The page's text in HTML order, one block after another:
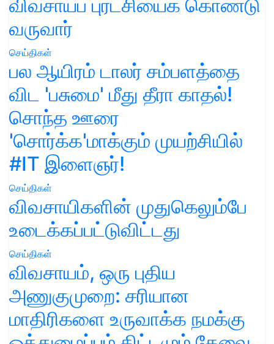
விவசாயப் புரட்சியைக் கொண்டு
வருவார்
செய்திகள்
பல ஆயிரம் டாலர் சம்பளத்தை
விட 'பசுமை' மீது தீரா காதல்!
சொந்த ஊரை
'சொர்க்க'மாக்கும் முயற்சியில்
#IT இளைஞர்!
செய்திகள்
விவசாயிகளின் முதுகெலும்பே
உடைக்கப்பட்டுவிட்டது
செய்திகள்
விவசாயம், ஒரு புதிய
அணுகுமுறை: சரியான
மாதிரிகளை உருவாக்க நமக்கு